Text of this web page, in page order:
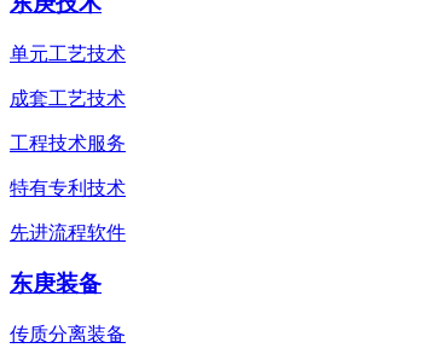
单元工艺技术
成套工艺技术
工程技术服务
特有专利技术
先进流程软件
东庚装备
传质分离装备